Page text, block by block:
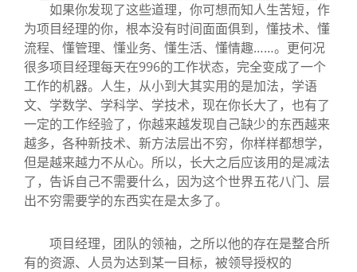
如果你发现了这些道理，你可想而知人生苦短，作
为项目经理的你，根本没有时间面面俱到，懂技术、懂
流程、懂管理、懂业务、懂生活、懂情趣……。更何况
很多项目经理每天在996的工作状态，完全变成了一个
工作的机器。人生，从小到大其实用的是加法，学语
文、学数学、学科学、学技术，现在你长大了，也有了
一定的工作经验了，你越来越发现自己缺少的东西越来
越多，各种新技术、新方法层出不穷，你样样都想学，
但是越来越力不从心。所以，长大之后应该用的是减法
了，告诉自己不需要什么，因为这个世界五花八门、层
出不穷需要学的东西实在是太多了。
项目经理，团队的领袖，之所以他的存在是整合所
有的资源、人员为达到某一目标，被领导授权的